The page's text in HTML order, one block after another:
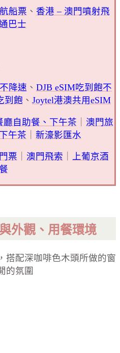
船票 、 香港 – 澳門噴射飛
巴士
降速 、 DJB eSIM吃到飽不
到飽 、 Joytel港澳共用eSIM
廳自助餐、下午茶
澳門旅
午茶
新濠影匯水
票 澳門飛索
上葡京酒
外觀、用餐環境
搭配深咖啡色木頭所做的窗
的氛圍